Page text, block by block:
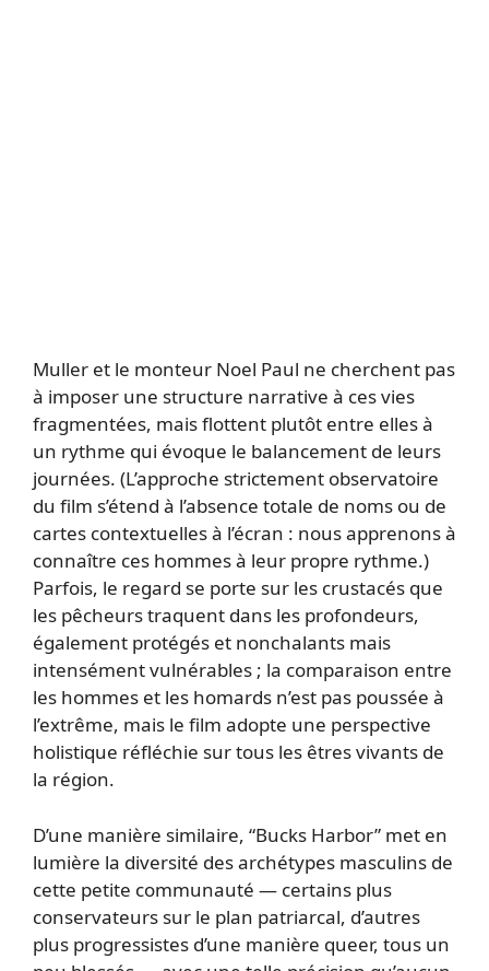
Muller et le monteur Noel Paul ne cherchent pas
à imposer une structure narrative à ces vies
fragmentées, mais flottent plutôt entre elles à
un rythme qui évoque le balancement de leurs
journées. (L’approche strictement observatoire
du film s’étend à l’absence totale de noms ou de
cartes contextuelles à l’écran : nous apprenons à
connaître ces hommes à leur propre rythme.)
Parfois, le regard se porte sur les crustacés que
les pêcheurs traquent dans les profondeurs,
également protégés et nonchalants mais
intensément vulnérables ; la comparaison entre
les hommes et les homards n’est pas poussée à
l’extrême, mais le film adopte une perspective
holistique réfléchie sur tous les êtres vivants de
la région.
D’une manière similaire, “Bucks Harbor” met en
lumière la diversité des archétypes masculins de
cette petite communauté — certains plus
conservateurs sur le plan patriarcal, d’autres
plus progressistes d’une manière queer, tous un